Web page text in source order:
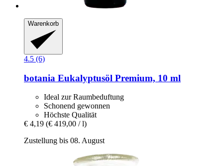
Warenkorb
4.5 (6)
botania Eukalyptusöl Premium, 10 ml
Ideal zur Raumbeduftung
Schonend gewonnen
Höchste Qualität
€ 4,19 (€ 419,00 / l)
Zustellung bis 08. August